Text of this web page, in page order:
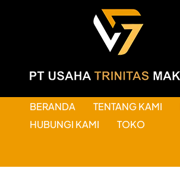
BERANDA TENTANG KAMI
HUBUNGI KAMI
TOKO